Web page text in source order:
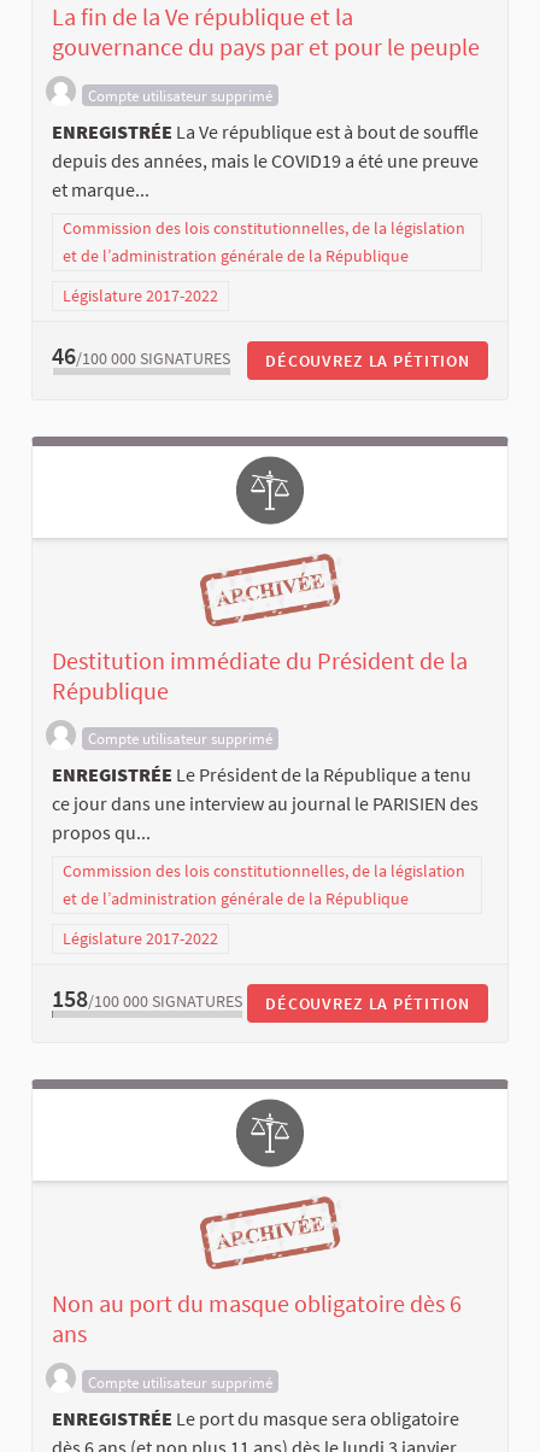
La fin de la Ve république et la
gouvernance du pays par et pour le peuple
Compte utilisateur supprimé
ENREGISTRÉE La Ve république est à bout de souffle
depuis des années, mais le COVID19 a été une preuve
et marque...
Commission des lois constitutionnelles, de la législation
et de l’administration générale de la République
Législature 2017-2022
46/100 000 SIGNATURES DÉCOUVREZ LA PÉTITION
Destitution immédiate du Président de la
République
Compte utilisateur supprimé
ENREGISTRÉE Le Président de la République a tenu
ce jour dans une interview au journal le PARISIEN des
propos qu...
Commission des lois constitutionnelles, de la législation
et de l’administration générale de la République
Législature 2017-2022
158/100 000 SIGNATURES DÉCOUVREZ LA PÉTITION
Non au port du masque obligatoire dès 6
ans
Compte utilisateur supprimé
ENREGISTRÉE Le port du masque sera obligatoire
dès 6 ans (et non plus 11 ans) dès le lundi 3 janvier